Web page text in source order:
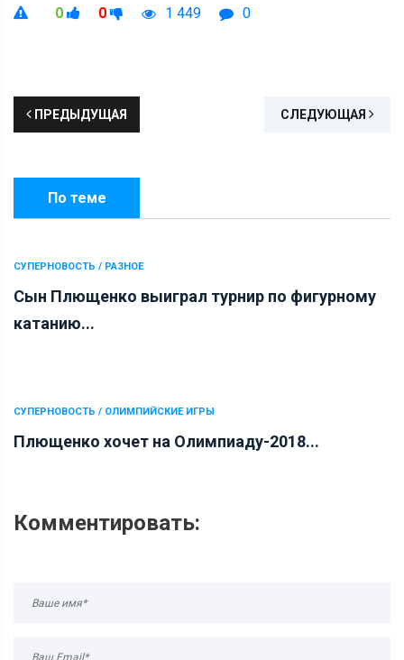
0 0 1 449 0
ПРЕДЫДУЩАЯ СЛЕДУЮЩАЯ
По теме
СУПЕРНОВОСТЬ / РАЗНОЕ
Сын Плющенко выиграл турнир по фигурному
катанию...
СУПЕРНОВОСТЬ / ОЛИМПИЙСКИЕ ИГРЫ
Плющенко хочет на Олимпиаду-2018...
Комментировать: